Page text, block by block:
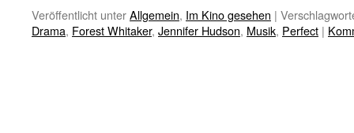
Veröffentlicht unterAllgemein, Im Kino gesehen |
Drama, Forest Whitaker, Jennifer Hudson, Musik, Perfect |